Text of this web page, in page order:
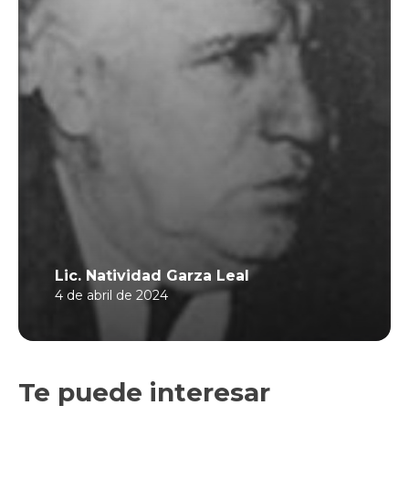
Lic. Natividad Garza Leal
4 de abril de 2024
Te puede interesar